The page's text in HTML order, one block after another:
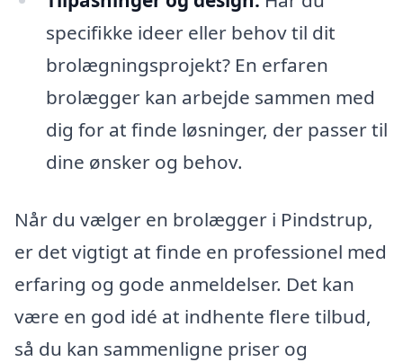
specifikke ideer eller behov til dit
brolægningsprojekt? En erfaren
brolægger kan arbejde sammen med
dig for at finde løsninger, der passer til
dine ønsker og behov.
Når du vælger en brolægger i Pindstrup,
er det vigtigt at finde en professionel med
erfaring og gode anmeldelser. Det kan
være en god idé at indhente flere tilbud,
så du kan sammenligne priser og